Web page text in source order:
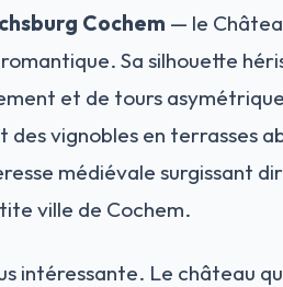
Cochem — le
Sa silhouette
et de tours
des vignobles en terrasses
médiévale surgissant
ville de Cochem.
intéressante. Le château